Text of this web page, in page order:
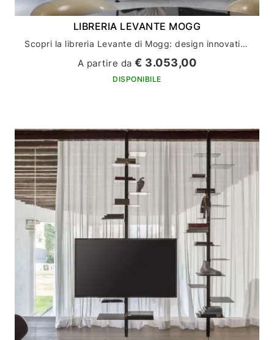
LIBRERIA LEVANTE MOGG
Scopri la libreria Levante di Mogg: design innovativo per l'arredamento della tua casa
A partire da€ 3.053,00
DISPONIBILE